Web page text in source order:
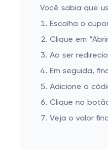
Você sabia que
Escolha o
Clique em
Ao ser
Em seguida,
Adicione o
Clique no
Veja o valor